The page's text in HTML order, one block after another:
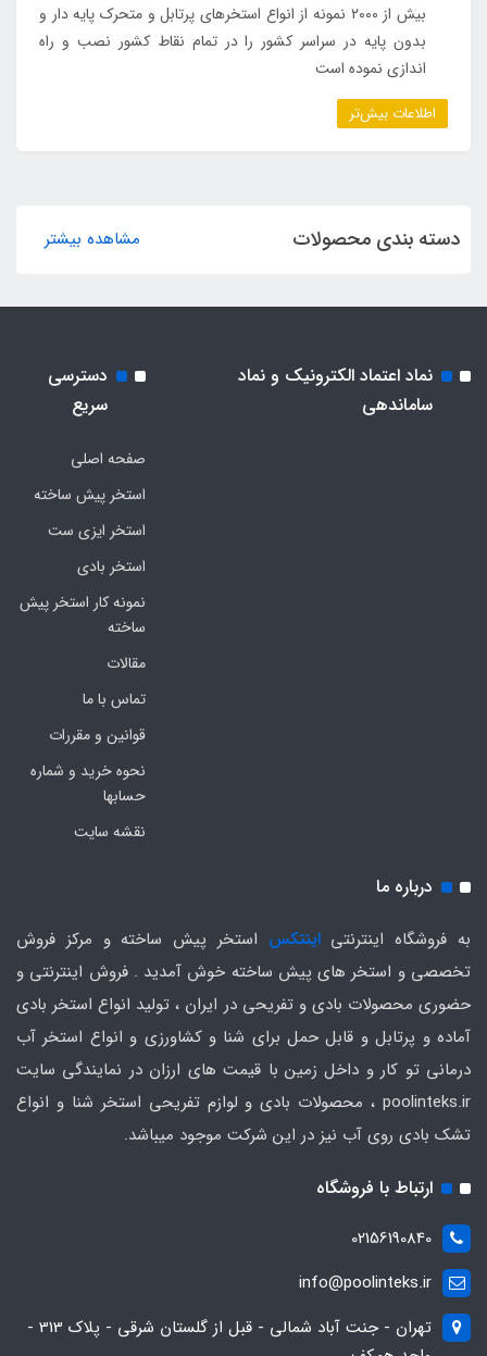
بیش از ۲۰۰۰ نمونه از انواع استخرهای پرتابل و متحرک پایه دار و
بدون پایه در سراسر کشور را در تمام نقاط کشور نصب و راه
اندازی نموده است
اطلاعات بیش‌تر
دسته بندی محصولات مشاهده بیشتر
نماد اعتماد الکترونیک و نماد
ساماندهی
دسترسی
سریع
صفحه اصلی
استخر پیش ساخته
استخر ایزی ست
استخر بادی
نمونه کار استخر پیش
ساخته
مقالات
تماس با ما
قوانین و مقررات
نحوه خرید و شماره
حسابها
نقشه سایت
درباره ما
به فروشگاه اینترنتیاینتکس استخر پیش ساخته و مرکز فروش
تخصصی و استخر های پیش ساخته خوش آمدید . فروش اینترنتی و
حضوری محصولات بادی و تفریحی در ایران ، تولید انواع استخر بادی
آماده و پرتابل و قابل حمل برای شنا و کشاورزی و انواع استخر آب
درمانی تو کار و داخل زمین با قیمت های ارزان در نمایندگی سایت
poolinteks.ir ، محصولات بادی و لوازم تفریحی استخر شنا و انواع
تشک بادی روی آب نیز در این شرکت موجود میباشد.
ارتباط با فروشگاه
02156190840
info@poolinteks.ir
تهران - جنت آباد شمالی - قبل از گلستان شرقی - پلاک 313 -